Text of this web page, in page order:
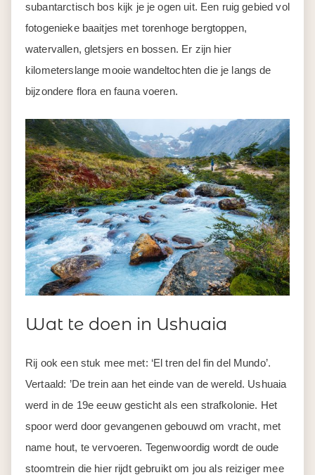
subantarctisch bos kijk je je ogen uit. Een ruig gebied vol
fotogenieke baaitjes met torenhoge bergtoppen,
watervallen, gletsjers en bossen. Er zijn hier
kilometerslange mooie wandeltochten die je langs de
bijzondere flora en fauna voeren.
Wat te doen in Ushuaia
Rij ook een stuk mee met: ‘El tren del fin del Mundo’.
Vertaald: ’De trein aan het einde van de wereld. Ushuaia
werd in de 19e eeuw gesticht als een strafkolonie. Het
spoor werd door gevangenen gebouwd om vracht, met
name hout, te vervoeren. Tegenwoordig wordt de oude
stoomtrein die hier rijdt gebruikt om jou als reiziger mee